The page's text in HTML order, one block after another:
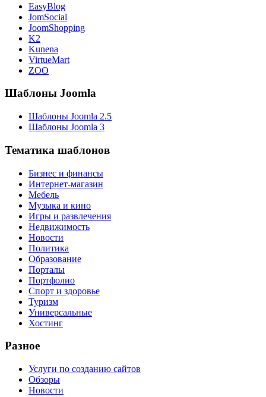
EasyBlog
JomSocial
JoomShopping
K2
Kunena
VirtueMart
ZOO
Шаблоны Joomla
Шаблоны Joomla 2.5
Шаблоны Joomla 3
Тематика шаблонов
Бизнес и финансы
Интернет-магазин
Мебель
Музыка и кино
Игры и развлечения
Недвижимость
Новости
Политика
Образование
Порталы
Портфолио
Спорт и здоровье
Туризм
Универсальные
Хостинг
Разное
Услуги по созданию сайтов
Обзоры
Новости